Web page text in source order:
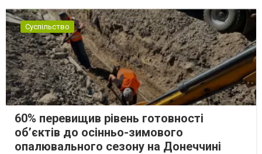
Суспільство
60% перевищив рівень готовності
об’єктів до осінньо-зимового
опалювального сезону на Донеччині